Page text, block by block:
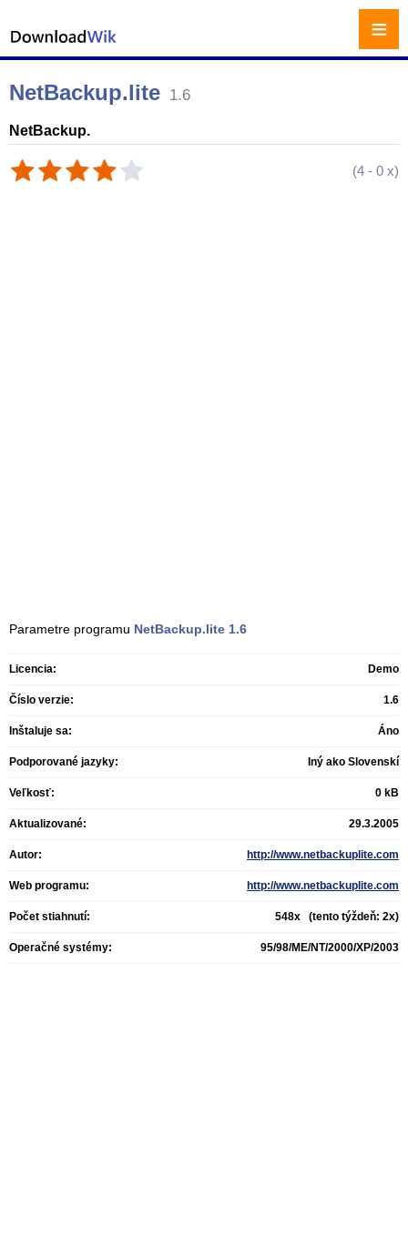
NetBackup.lite 1.6
NetBackup.
(4 - 0 x)
Parametre programu NetBackup.lite 1.6
Licencia: Demo
Číslo verzie: 1.6
Inštaluje sa: Áno
Podporované jazyky: Iný ako Slovenskí
Veľkosť: 0 kB
Aktualizované: 29.3.2005
Autor: http://www.netbackuplite.com
Web programu: http://www.netbackuplite.com
Počet stiahnutí: 548x (tento týždeň: 2x)
Operačné systémy: 95/98/ME/NT/2000/XP/2003
≡